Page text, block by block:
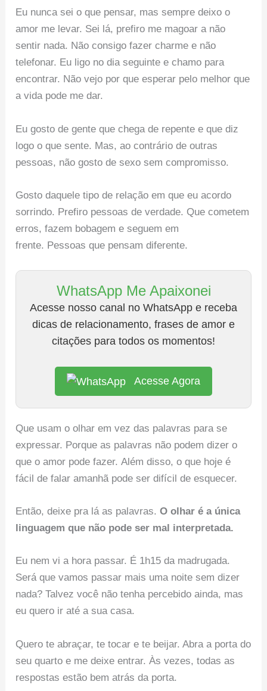
Eu nunca sei o que pensar, mas sempre deixo o
amor me levar. Sei lá, prefiro me magoar a não
sentir nada. Não consigo fazer charme e não
telefonar. Eu ligo no dia seguinte e chamo para
encontrar. Não vejo por que esperar pelo melhor que
a vida pode me dar.
Eu gosto de gente que chega de repente e que diz
logo o que sente. Mas, ao contrário de outras
pessoas, não gosto de sexo sem compromisso.
Gosto daquele tipo de relação em que eu acordo
sorrindo. Prefiro pessoas de verdade. Que cometem
erros, fazem bobagem e seguem em
frente. Pessoas que pensam diferente.
WhatsApp Me Apaixonei
Acesse nosso canal no WhatsApp e receba
dicas de relacionamento, frases de amor e
citações para todos os momentos!
Acesse Agora
Que usam o olhar em vez das palavras para se
expressar. Porque as palavras não podem dizer o
que o amor pode fazer. Além disso, o que hoje é
fácil de falar amanhã pode ser difícil de esquecer.
Então, deixe pra lá as palavras.O olhar é a única
linguagem que não pode ser mal interpretada.
Eu nem vi a hora passar. É 1h15 da madrugada.
Será que vamos passar mais uma noite sem dizer
nada? Talvez você não tenha percebido ainda, mas
eu quero ir até a sua casa.
Quero te abraçar, te tocar e te beijar. Abra a porta do
seu quarto e me deixe entrar. Às vezes, todas as
respostas estão bem atrás da porta.